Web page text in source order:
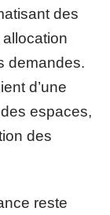
des
demandes.
d’une
espaces,
des
reste